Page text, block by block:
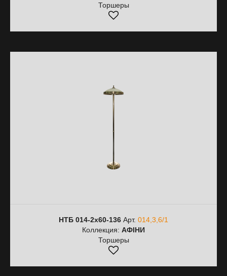
Торшеры
НТБ 014-2х60-136 Арт. 014,3,6/1
Коллекция: АФІНИ
Торшеры